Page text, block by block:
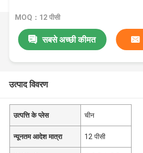
MOQ：12 पीसी
सबसे अच्छी कीमत
उत्पाद विवरण
उत्पत्ति के प्लेस चीन
न्यूनतम आदेश मात्रा 12 पीसी